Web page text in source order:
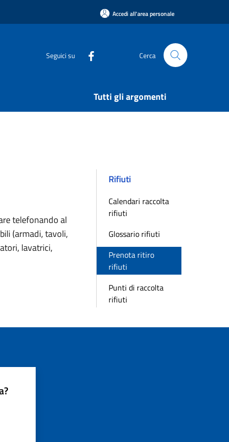
Accedi all'area personale
Seguici su Cerca
Tutti gli argomenti
telefonando al
(armadi, tavoli,
lavatrici,
Rifiuti
Calendari raccolta
rifiuti
Glossario rifiuti
Prenota ritiro
rifiuti
Punti di raccolta
rifiuti